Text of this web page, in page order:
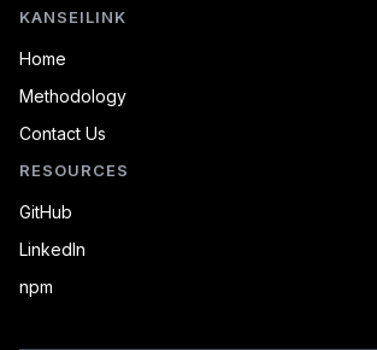
KANSEILINK
Home
Methodology
Contact Us
RESOURCES
GitHub
LinkedIn
npm